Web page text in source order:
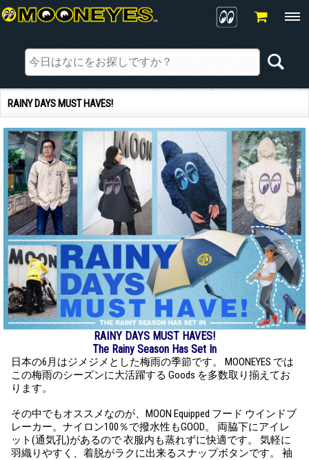
RAINY DAYS MUST HAVES!
RAINY DAYS MUST HAVES!
The Rainy Season Has Set In
日本の6月はジメジメとした梅雨の季節です。 MOONEYES では
この梅雨のシーズンに大活躍する Goods を多数取り揃えてお
ります。
その中でもオススメなのが、MOON Equipped フード ウインドブ
レーカー。ナイロン100％で撥水性もGOOD。 両脇下にアイレ
ット(通気孔)があるので 衣服内も蒸れずに快適です。 気軽に
羽織りやすく、着脱がラクに出来るスナップボタンです。 袖